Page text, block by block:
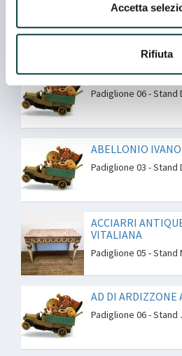
Accetta
Rifiuta
ABACO D'ARTE
Padiglione 06 - Stand
ABELLONIO
Padiglione 03 - Stand
ACCIARRI
VITALIANA
Padiglione 05 - Stand
AD DI ARDIZZONE
Padiglione 06 - Stand